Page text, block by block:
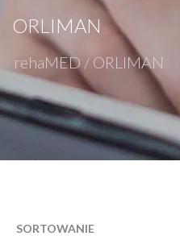
ORLIMAN
rehaMED / ORLIMAN
SORTOWANIE